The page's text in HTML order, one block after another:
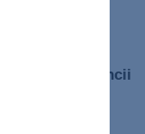
pri prevencii
pred